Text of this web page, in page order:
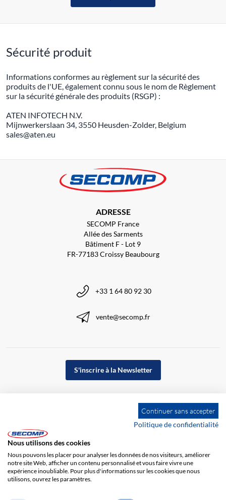
Sécurité produit
Informations conformes au règlement sur la sécurité des
produits de l'UE, également connu sous le nom de Règlement
sur la sécurité générale des produits (RSGP) :
ATEN INFOTECH N.V.
Mijnwerkerslaan 34, 3550 Heusden-Zolder, Belgium
sales@aten.eu
ADRESSE
SECOMP France
Allée des Sarments
Bâtiment F - Lot 9
FR-77183 Croissy Beaubourg
+33 1 64 80 92 30
vente@secomp.fr
S'inscrire à la Newsletter
Impression Responsabilité
Continuer sans accepter
Politique de confidentialité
Nous utilisons des cookies
Nous pouvons les placer pour analyser les données de nos visiteurs, améliorer
notre site Web, afficher un contenu personnalisé et vous faire vivre une
expérience inoubliable. Pour plus d'informations sur les cookies que nous
utilisons, ouvrez les paramètres.